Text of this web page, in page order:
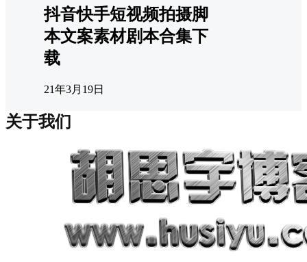
抖音快手短视频拍摄脚
本文案素材剧本合集下
载
21年3月19日
关于我们